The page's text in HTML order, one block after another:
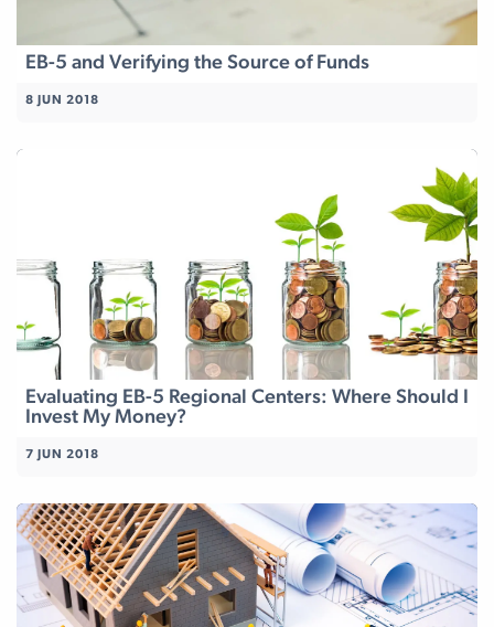
EB-5 and Verifying the Source of Funds
8 JUN 2018
Evaluating EB-5 Regional Centers: Where Should I
Invest My Money?
7 JUN 2018